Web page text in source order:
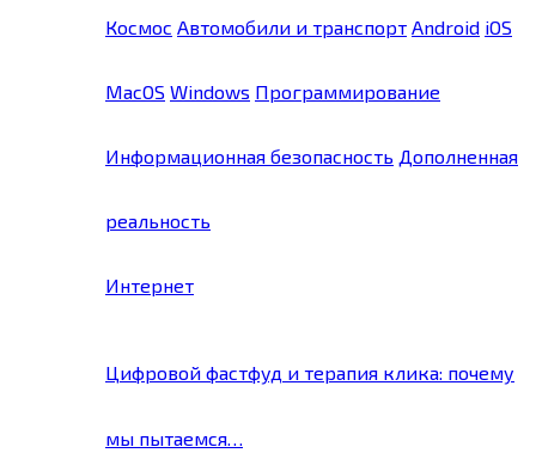
Космос Автомобили и транспорт Android iOS
MacOS Windows Программирование
Информационная безопасность Дополненная
реальность
Интернет
Цифровой фастфуд и терапия клика: почему
мы пытаемся…